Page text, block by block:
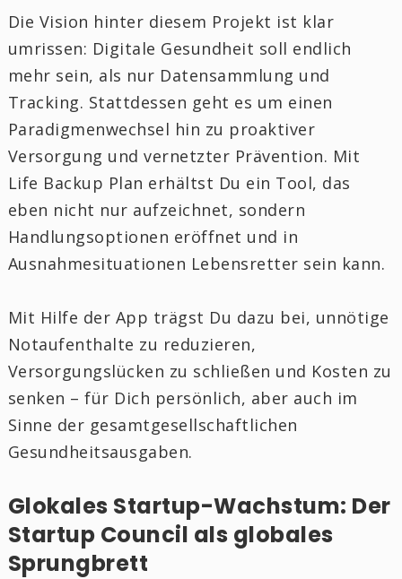
Die Vision hinter diesem Projekt ist klar
umrissen: Digitale Gesundheit soll endlich
mehr sein, als nur Datensammlung und
Tracking. Stattdessen geht es um einen
Paradigmenwechsel hin zu proaktiver
Versorgung und vernetzter Prävention. Mit
Life Backup Plan erhältst Du ein Tool, das
eben nicht nur aufzeichnet, sondern
Handlungsoptionen eröffnet und in
Ausnahmesituationen Lebensretter sein kann.
Mit Hilfe der App trägst Du dazu bei, unnötige
Notaufenthalte zu reduzieren,
Versorgungslücken zu schließen und Kosten zu
senken – für Dich persönlich, aber auch im
Sinne der gesamtgesellschaftlichen
Gesundheitsausgaben.
Glokales Startup-Wachstum: Der
Startup Council als globales
Sprungbrett